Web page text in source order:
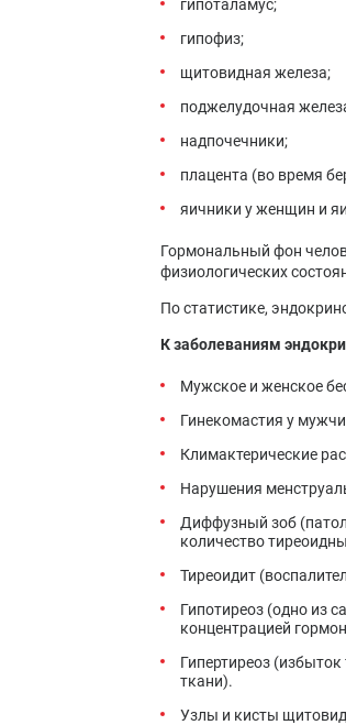
гипоталамус;
гипофиз;
щитовидная железа;
поджелудочная
надпочечники;
плацента (во время
яичники у женщин и
Гормональный фон
физиологических
По статистике,
К заболеваниям
Мужское и женское
Гинекомастия у
Климактерические
Нарушения
Диффузный зоб
количество
Тиреоидит
Гипотиреоз (одно из
концентрацией
Гипертиреоз
ткани).
Узлы и кисты